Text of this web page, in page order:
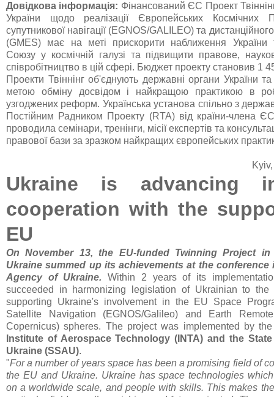
Довідкова інформація: Фінансований ЄС Проект
України щодо реалізації Європейських
супутникової навігації (EGNOS/GALILEO) та
(GMES) має на меті прискорити наближення України
Союзу у космічній галузі та підвищити правове,
співробітництво в цій сфері. Бюджет проекту становив 1
Проекти Твіннінг об'єднують державні органи України
метою обміну досвідом і найкращою практикою в
узгоджених реформ. Українська установа спільно з
Постійним Радником Проекту (RTA) від країни-члена
проводила семінари, тренінги, місії експертів та
правової бази за зразком найкращих європейських
Ukraine is advancing
cooperation with the
EU
On November 13, the EU-funded Twinning Project
Ukraine summed up its achievements at the conference
Agency of Ukraine.Within 2 years of its
succeeded in harmonizing legislation of Ukrainian to the
supporting Ukraine's involvement in the EU Space
Satellite Navigation (EGNOS/Galileo) and Earth
Copernicus) spheres. The project was implemented by
Institute of Aerospace Technology (INTA) and the
Ukraine (SSAU).
"For a number of years space has been a promising field of
the EU and Ukraine. Ukraine has space technologies
on a worldwide scale, and people with skills. This makes